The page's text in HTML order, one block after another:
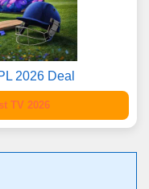
2026 Deal
TV 2026